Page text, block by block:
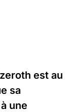
est au
sa
une